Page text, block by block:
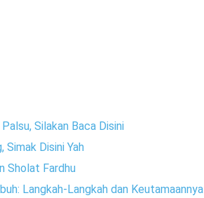
Silakan Baca Disini
Simak Disini Yah
Sholat Fardhu
Langkah-Langkah dan Keutamaannya